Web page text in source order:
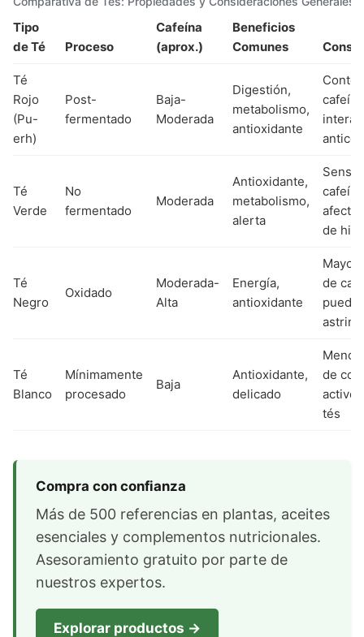
Tipo
de Té
Proceso
Cafeína
(aprox.)
Beneficios
Comunes
Té
Rojo
(Pu-
erh)
Post-
fermentado
Baja-
Moderada
Digestión,
metabolismo,
antioxidante
Té
Verde
No
fermentado
Moderada
Antioxidante,
metabolismo,
alerta
de
Té
Negro
Oxidado
Moderada-
Alta
Energía,
antioxidante
Mayor
de
puede
Té
Blanco
Mínimamente
procesado
Baja
Antioxidante,
delicado
Menor
de
tés
Compra con confianza
Más de 500 referencias en plantas, aceites
esenciales y complementos nutricionales.
Asesoramiento gratuito por parte de
nuestros expertos.
Explorar productos →